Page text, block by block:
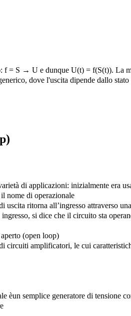
f = S → U e dunque U(t) = f(S(t)). La
dove l'uscita dipende dallo
di applicazioni: inizialmente era
nome di operazionale
uscita ritorna all’ingresso attraverso
si dice che il circuito sta
(open loop)
circuiti amplificatori, le cui
èun semplice generatore di tensione